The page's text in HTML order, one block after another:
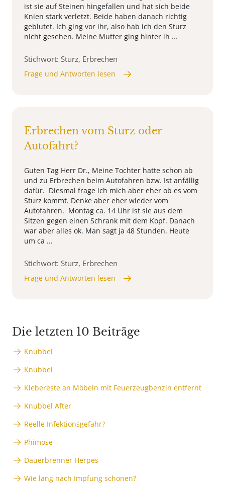
ist sie auf Steinen hingefallen und hat sich beide
Knien stark verletzt. Beide haben danach richtig
geblutet. Ich ging vor ihr, also hab ich den Sturz
nicht gesehen. Meine Mutter ging hinter ih ...
Stichwort: Sturz, Erbrechen
Frage und Antworten lesen
Erbrechen vom Sturz oder
Autofahrt?
Guten Tag Herr Dr., Meine Tochter hatte schon ab
und zu Erbrechen beim Autofahren bzw. Ist anfällig
dafür. Diesmal frage ich mich aber eher ob es vom
Sturz kommt. Denke aber eher wieder vom
Autofahren. Montag ca. 14 Uhr ist sie aus dem
Sitzen gegen einen Schrank mit dem Kopf. Danach
war aber alles ok. Man sagt ja 48 Stunden. Heute
um ca ...
Stichwort: Sturz, Erbrechen
Frage und Antworten lesen
Die letzten 10 Beiträge
Knubbel
Knubbel
Klebereste an Möbeln mit Feuerzeugbenzin entfernt
Knubbel After
Reelle Infektionsgefahr?
Phimose
Dauerbrenner Herpes
Wie lang nach Impfung schonen?